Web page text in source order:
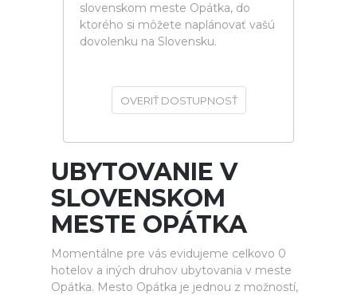
slovenskom meste Opátka, do
ktorého si môžete naplánovať vašú
dovolenku na Slovensku.
OVERIŤ DOSTUPNOSŤ
UBYTOVANIE V
SLOVENSKOM
MESTE OPÁTKA
Momentálne pre vás evidujeme celkovo 0
hotelov a iných druhov ubytovania v meste
Opátka. Mesto Opátka je jednou z možností,